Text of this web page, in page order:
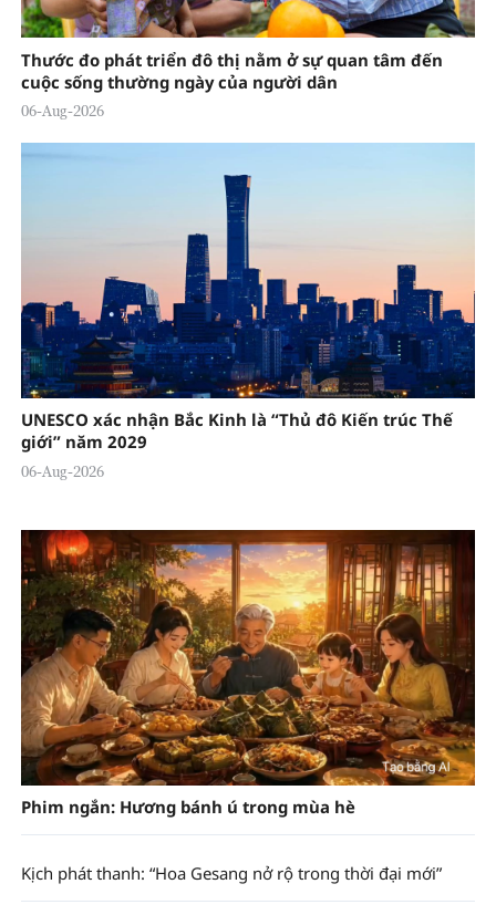
Thước đo phát triển đô thị nằm ở sự quan tâm đến
cuộc sống thường ngày của người dân
06-Aug-2026
UNESCO xác nhận Bắc Kinh là “Thủ đô Kiến trúc Thế
giới” năm 2029
06-Aug-2026
Phim ngắn: Hương bánh ú trong mùa hè
Kịch phát thanh: “Hoa Gesang nở rộ trong thời đại mới”